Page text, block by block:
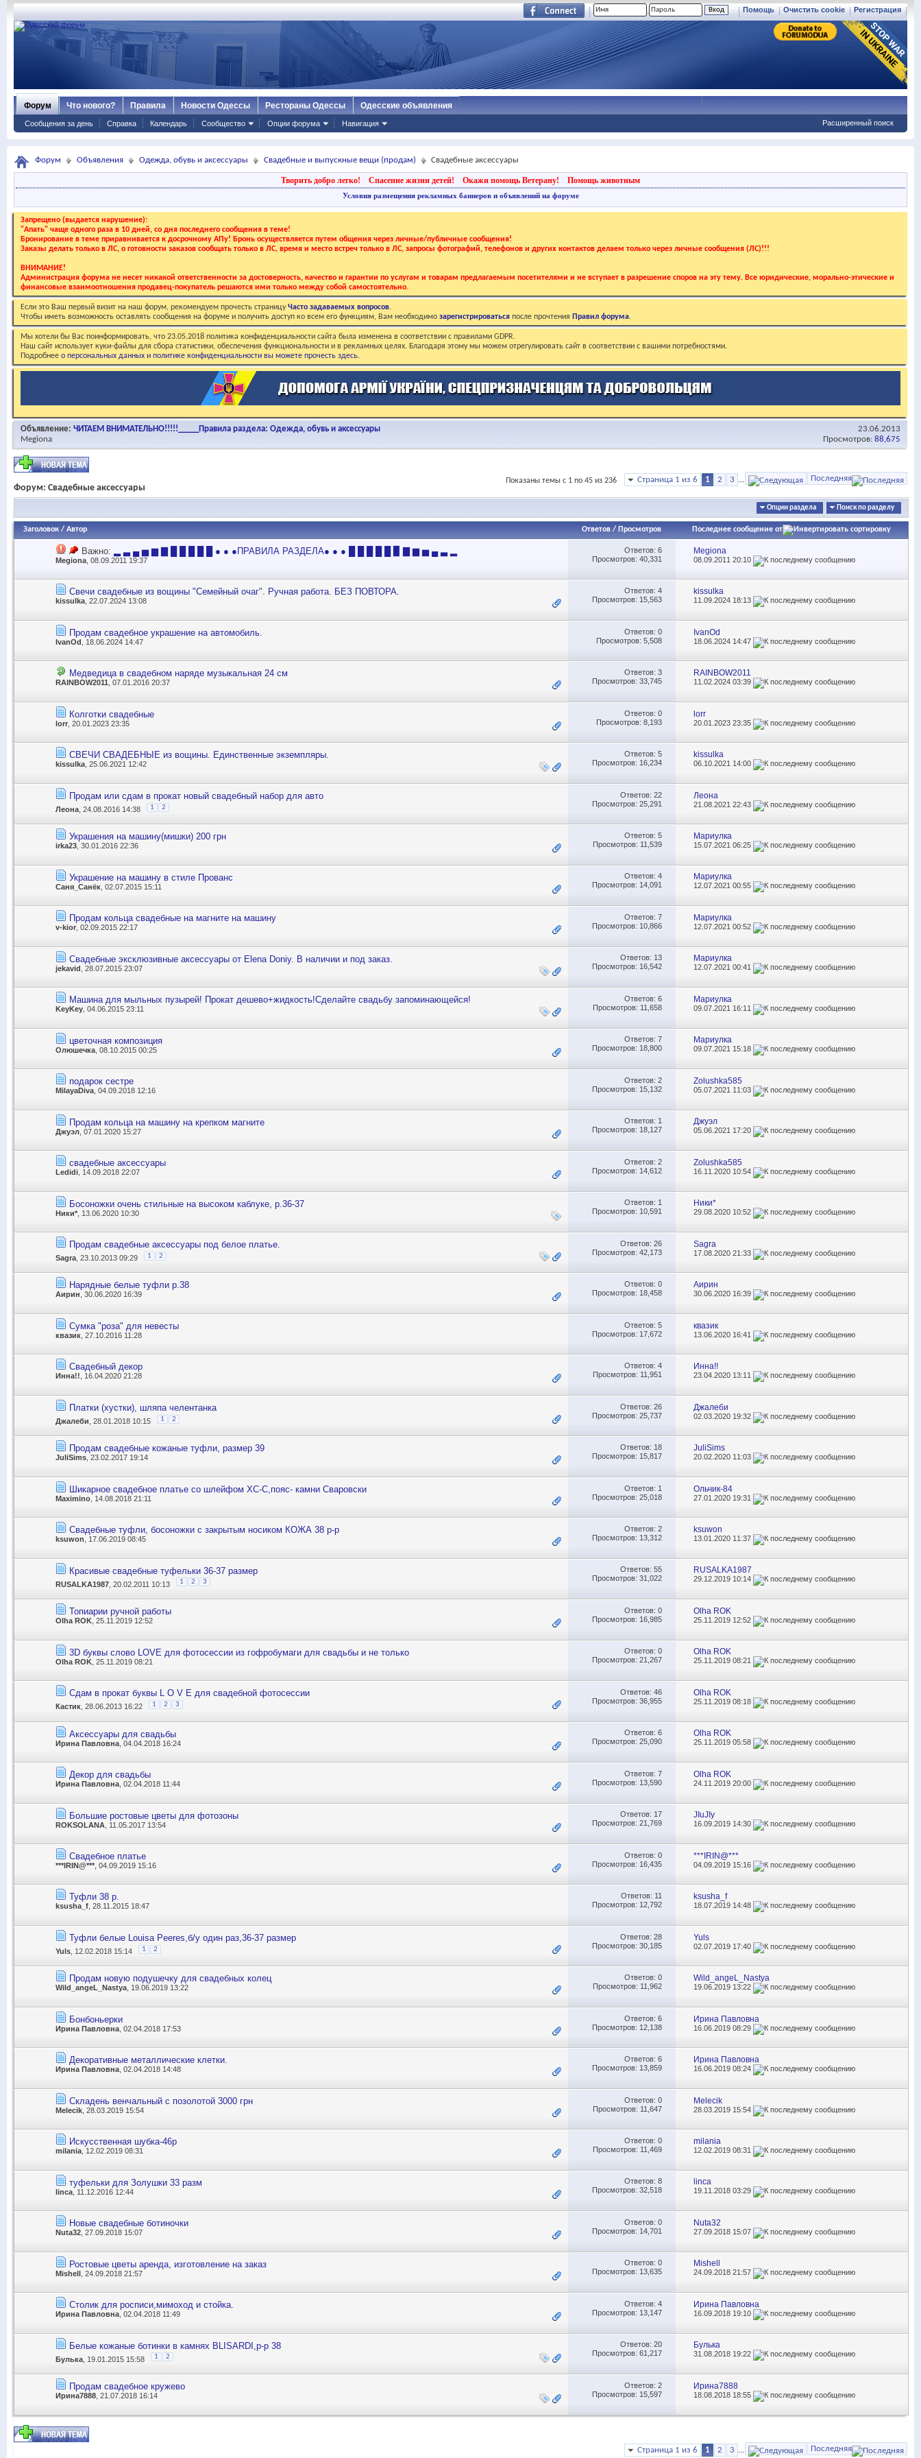
Регистрация
Очистить cookie
Помощь
Форум
Сообщения за день Справка Календарь Сообщество Опции форума Навигация
Что нового? Правила Новости Одессы Рестораны Одессы Одесские объявления
Расширенный поиск
Форум Объявления Одежда, обувь и аксессуары Свадебные и выпускные вещи (продам) Свадебные аксессуары
Творить добро легко! Спасение жизни детей! Окажи помощь Ветерану! Помощь животным
Условия размещения рекламных баннеров и объявлений на форуме
Запрещено (выдается нарушение):
"Апать" чаще одного раза в 10 дней, со дня последнего сообщения в теме!
Бронирование в теме приравнивается к досрочному АПу! Бронь осуществляется путем общения через личные/публичные сообщения!
Заказы делать только в ЛС, о готовности заказов сообщать только в ЛС, время и место встреч только в ЛС, запросы фотографий, телефонов и других контактов делаем только через личные сообщения (ЛС)!!!
ВНИМАНИЕ!
Администрация форума не несет никакой ответственности за достоверность, качество и гарантии по услугам и товарам предлагаемым посетителями и не вступает в разрешение споров на эту тему. Все юридические, морально-этические и
финансовые взаимоотношения продавец-покупатель решаются ими только между собой самостоятельно.
Если это Ваш первый визит на наш форум, рекомендуем прочесть страницуЧасто задаваемых вопросов.
Чтобы иметь возможность оставлять сообщения на форуме и получить доступ ко всем его функциям, Вам необходимо зарегистрироваться после прочтения Правил форума.
Мы хотели бы Вас поинформировать, что 23.05.2018 политика конфиденциальности сайта была изменена в соответствии с правилами GDPR.
Наш сайт использует куки-файлы для сбора статистики, обеспечения функциональности и в рекламных целях. Благодаря этому мы можем отрегулировать сайт в соответствии с вашими потребностями.
Подробнее о персональных данных и политике конфиденциальности вы можете прочесть здесь.
Объявление: ЧИТАЕМ ВНИМАТЕЛЬНО!!!!!_____Правила раздела: Одежда, обувь и аксессуары
Megiona
23.06.2013
Просмотров: 88,675
Страница 1 из 6 1 2 3 ... Последняя
Показаны темы с 1 по 45 из 236
Форум: Свадебные аксессуары
Опции раздела Поиск по разделу
Заголовок / Автор Ответов/ Просмотров Последнее сообщение от
Важно: ▂ ▃ ▄ ▅ ▆ ▇ █ █ █ █ █ ● ● ●ПРАВИЛА РАЗДЕЛА● ● ● █ █ █ █ █ ▉ ▇ ▆ ▅ ▄ ▃ ▂
Megiona , 08.09.2011 19:37
Ответов: 6
Просмотров: 40,331
Megiona
08.09.201120:10
Свечи свадебные из вощины "Семейный очаг". Ручная работа. БЕЗ ПОВТОРА.
kissulka, 22.07.2024 13:08
Ответов: 4
Просмотров: 15,563
kissulka
11.09.2024 18:13
Продам свадебное украшение на автомобиль.
IvanOd , 18.06.2024 14:47
Ответов: 0
Просмотров: 5,508
IvanOd
18.06.2024 14:47
Медведица в свадебном наряде музыкальная 24 см
RAINBOW2011, 07.01.2016 20:37
Ответов: 3
Просмотров: 33,745
RAINBOW2011
11.02.202403:39
Колготки свадебные
lorr , 20.01.2023 23:35
Ответов: 0
Просмотров: 8,193
lorr
20.01.202323:35
СВЕЧИ СВАДЕБНЫЕ из вощины. Единственные экземпляры.
kissulka , 25.06.2021 12:42
Ответов: 5
Просмотров: 16,234
kissulka
06.10.2021 14:00
Продам или сдам в прокат новый свадебный набор для авто
Леона , 24.08.2016 14:38 1 2
Ответов: 22
Просмотров: 25,291
Леона
21.08.202122:43
Украшения на машину(мишки) 200 грн
irka23 , 30.01.2016 22:36
Ответов: 5
Просмотров: 11,539
Мариулка
15.07.202106:25
Украшение на машину в стиле Прованс
Саня_Санёк , 02.07.2015 15:11
Ответов: 4
Просмотров: 14,091
Мариулка
12.07.202100:55
Продам кольца свадебные на магните на машину
v-kior , 02.09.2015 22:17
Ответов: 7
Просмотров: 10,866
Мариулка
12.07.202100:52
Свадебные эксклюзивные аксессуары от Elena Doniy. В наличии и под заказ.
jekavid , 28.07.2015 23:07
Ответов: 13
Просмотров: 16,542
Мариулка
12.07.202100:41
Машина для мыльных пузырей! Прокат дешево+жидкость!Сделайте свадьбу запоминающейся!
KeyKey , 04.06.2015 23:11
Ответов: 6
Просмотров: 11,658
Мариулка
09.07.2021 16:11
цветочная композиция
Олюшечка , 08.10.2015 00:25
Ответов: 7
Просмотров: 18,800
Мариулка
09.07.2021 15:18
подарок сестре
MilayaDiva , 04.09.2018 12:16
Ответов: 2
Просмотров: 15,132
Zolushka585
05.07.2021 11:03
Продам кольца на машину на крепком магните
Джуэл , 07.01.2020 15:27
Ответов: 1
Просмотров: 18,127
Джуэл
05.06.2021 17:20
свадебные аксессуары
Ledidi , 14.09.2018 22:07
Ответов: 2
Просмотров: 14,612
Zolushka585
16.11.2020 10:54
Босоножки очень стильные на высоком каблуке, р.36-37
Ники* , 13.06.2020 10:30
Ответов: 1
Просмотров: 10,591
Ники*
29.08.2020 10:52
Продам свадебные аксессуары под белое платье.
Sagra , 23.10.2013 09:29 1 2
Ответов: 26
Просмотров: 42,173
Sagra
17.08.202021:33
Нарядные белые туфли р.38
Аирин, 30.06.2020 16:39
Ответов: 0
Просмотров: 18,458
Аирин
30.06.2020 16:39
Сумка "роза" для невесты
квазик , 27.10.2016 11:28
Ответов: 5
Просмотров: 17,672
квазик
13.06.2020 16:41
Свадебный декор
Инна!! , 16.04.2020 21:28
Ответов: 4
Просмотров: 11,951
Инна!!
23.04.2020 13:11
Платки (хустки), шляпа челентанка
Джалеби , 28.01.2018 10:15 1 2
Ответов: 26
Просмотров: 25,737
Джалеби
02.03.2020 19:32
Продам свадебные кожаные туфли, размер 39
JuliSims , 23.02.2017 19:14
Ответов: 18
Просмотров: 15,817
JuliSims
20.02.2020 11:03
Шикарное свадебное платье со шлейфом ХС-С,пояс- камни Сваровски
Maximino , 14.08.2018 21:11
Ответов: 1
Просмотров: 25,018
Ольчик-84
27.01.2020 19:31
Свадебные туфли, босоножки с закрытым носиком КОЖА 38 р-р
ksuwon , 17.06.2019 08:45
Ответов: 2
Просмотров: 13,312
ksuwon
13.01.2020 11:37
Красивые свадебные туфельки 36-37 размер
RUSALKA1987 , 20.02.2011 10:13 1 2 3
Ответов: 55
Просмотров: 31,022
RUSALKA1987
29.12.201910:14
Топиарии ручной работы
Olha ROK , 25.11.2019 12:52
Ответов: 0
Просмотров: 16,985
Olha ROK
25.11.2019 12:52
3D буквы слово LOVE для фотосессии из гофробумаги для свадьбы и не только
Olha ROK , 25.11.2019 08:21
Ответов: 0
Просмотров: 21,267
Olha ROK
25.11.201908:21
Сдам в прокат буквы L O V E для свадебной фотосессии
Кастик , 28.06.2013 16:22 1 2 3
Ответов: 46
Просмотров: 36,955
Olha ROK
25.11.201908:18
Аксессуары для свадьбы
Ирина Павловна , 04.04.2018 16:24
Ответов: 6
Просмотров: 25,090
Olha ROK
25.11.201905:58
Декор для свадьбы
Ирина Павловна , 02.04.2018 11:44
Ответов: 7
Просмотров: 13,590
Olha ROK
24.11.201920:00
Большие ростовые цветы для фотозоны
ROKSOLANA , 11.05.2017 13:54
Ответов: 17
Просмотров: 21,769
JIuJIy
16.09.2019 14:30
Свадебное платье
***IRIN@*** , 04.09.2019 15:16
Ответов: 0
Просмотров: 16,435
***IRIN@***
04.09.2019 15:16
Туфли 38 р.
ksusha_f, 28.11.2015 18:47
Ответов: 11
Просмотров: 12,792
ksusha_f
18.07.2019 14:48
Туфли белые Louisa Peeres,б/у один раз,36-37 размер
Yuls , 12.02.2018 15:14 1 2
Ответов: 28
Просмотров: 30,185
Yuls
02.07.2019 17:40
Продам новую подушечку для свадебных колец
Wild_angeL_Nastya, 19.06.2019 13:22
Ответов: 0
Просмотров: 11,962
Wild_angeL_Nastya
19.06.2019 13:22
Бонбоньерки
Ирина Павловна , 02.04.2018 17:53
Ответов: 6
Просмотров: 12,138
Ирина Павловна
16.06.201908:29
Декоративные металлические клетки.
Ирина Павловна , 02.04.2018 14:48
Ответов: 6
Просмотров: 13,859
Ирина Павловна
16.06.201908:24
Складень венчальный с позолотой 3000 грн
Melecik , 28.03.2019 15:54
Ответов: 0
Просмотров: 11,647
Melecik
28.03.2019 15:54
Искусственная шубка-46р
milania , 12.02.2019 08:31
Ответов: 0
Просмотров: 11,469
milania
12.02.201908:31
туфельки для Золушки 33 разм
linca , 11.12.2016 12:44
Ответов: 8
Просмотров: 32,518
linca
19.11.201803:29
Новые свадебные ботиночки
Nuta32 , 27.09.2018 15:07
Ответов: 0
Просмотров: 14,701
Nuta32
27.09.2018 15:07
Ростовые цветы аренда, изготовление на заказ
Mishell , 24.09.2018 21:57
Ответов: 0
Просмотров: 13,635
Mishell
24.09.201821:57
Столик для росписи,мимоход и стойка.
Ирина Павловна , 02.04.2018 11:49
Ответов: 4
Просмотров: 13,147
Ирина Павловна
16.09.2018 19:10
Белые кожаные ботинки в камнях BLISARDI,р-р 38
Булька , 19.01.2015 15:58 1 2
Ответов: 20
Просмотров: 61,217
Булька
31.08.2018 19:22
Продам свадебное кружево
Ирина7888 , 21.07.2018 16:14
Ответов: 2
Просмотров: 15,597
Ирина7888
18.08.2018 18:55
Страница 1 из 6 1 2 3 Последняя